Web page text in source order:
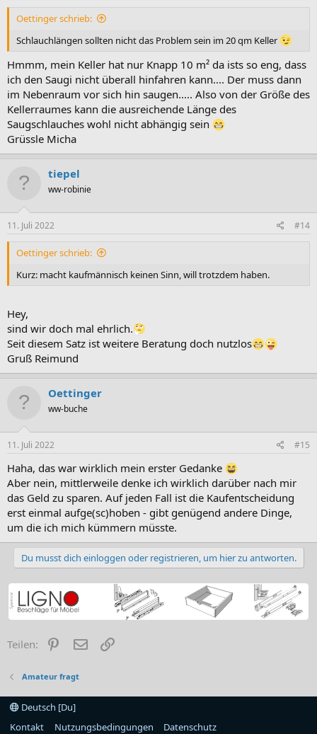
Oettinger schrieb:
Schlauchlängen sollten nicht das Problem sein im 20 qm Keller
Hmmm, mein Keller hat nur Knapp 10 m² da ists so eng, dass
ich den Saugi nicht überall hinfahren kann.... Der muss dann
im Nebenraum vor sich hin saugen..... Also von der Größe des
Kellerraumes kann die ausreichende Länge des
Saugschlauches wohl nicht abhängig sein
Grüssle Micha
tiepel
ww-robinie
11. Juli 2022 #14
Oettinger schrieb:
Kurz: macht kaufmännisch keinen Sinn, will trotzdem haben.
Hey,
sind wir doch mal ehrlich.
Seit diesem Satz ist weitere Beratung doch nutzlos
Gruß Reimund
Oettinger
ww-buche
11. Juli 2022 #15
Haha, das war wirklich mein erster Gedanke
Aber nein, mittlerweile denke ich wirklich darüber nach mir
das Geld zu sparen. Auf jeden Fall ist die Kaufentscheidung
erst einmal aufge(sc)hoben - gibt genügend andere Dinge,
um die ich mich kümmern müsste.
Du musst dich einloggen oder registrieren, um hier zu antworten.
Teilen: PinterestE-Mail
Amateur fragt
Deutsch [Du]
Kontakt
Nutzungsbedingungen
Datenschutz